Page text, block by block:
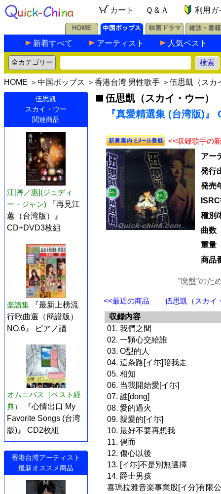
カート Ｑ＆Ａ 利用ガ
新着すべて アーティスト 人気ベスト
HOME ＞ 中国ポップス ＞ 香港台湾 男性歌手 ＞ 伍思凱（スカ
伍思凱
スカイ・ウー
関連商品
江[艸／惠](ジュディ
ー・ジャン)
『再見江
蕙（台湾版）』
CD+DVD3枚組
楽譜集
『最新上榜流
行歌曲選（簡譜版）
NO.6』 ピアノ譜
オムニバス（ベスト経
典）
『心情出口 My
Favorite Songs (台湾
版)』 CD2枚組
香港台湾アーティスト
最新オススメ商品
伍思凱（スカイ・ウー）
『真愛精選集 (台湾版)』
<<収録歌手の
アー
発行
発売
種別/
曲数
重量
商品
”廃盤”のた
<<最近の商品
伍思凱（スカイ
収録内容
01. 我們之間
02. 一顆心交給誰
03. O型的人
04. 這条路[イ尓]陪我走
05. 相知
06. 当我開始愛[イ尓]
07. 誰[dong]
08. 愛的過火
09. 親愛的[イ尓]
10. 最好不要再想我
11. 偶而
12. 傷心以後
13. [イ尓]不是別無選擇
14. 爵士男孩
喜瑪拉雅音楽事業股[イ分]有限